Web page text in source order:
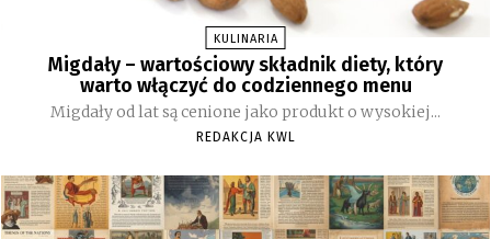
KULINARIA
Migdały – wartościowy składnik diety, który
warto włączyć do codziennego menu
Migdały od lat są cenione jako produkt o wysokiej...
REDAKCJA KWL